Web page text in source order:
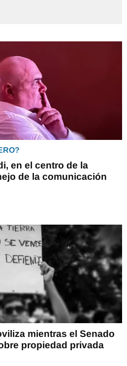
en el centro de la
de la comunicación
mientras el Senado
propiedad privada